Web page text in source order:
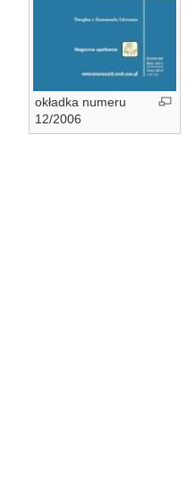
okładka numeru
12/2006